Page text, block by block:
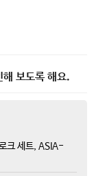
보도록 해요.
크 세트, ASIA-